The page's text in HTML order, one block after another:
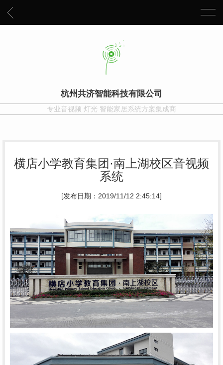
杭州共济智能科技有限公司
专业音视频 灯光 智能家居系统方案集成商
横店小学教育集团·南上湖校区音视频
系统
[发布日期：2019/11/12 2:45:14]